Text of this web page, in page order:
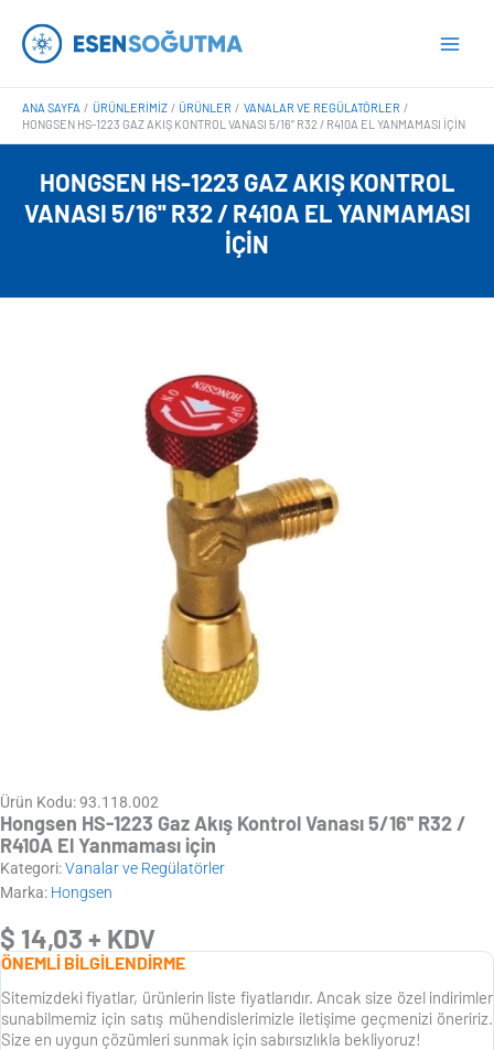
atla
ANA SAYFA ÜRÜNLERIMIZ ÜRÜNLER
VANALAR VE REGÜLATÖRLER
HONGSEN HS-1223 GAZ AKIŞ KONTROL VANASI 5/16” R32 / R410A EL YANMAMASI IÇIN
HONGSEN HS-1223 GAZ AKIŞ KONTROL
VANASI 5/16'' R32 / R410A EL YANMAMASI
IÇIN
Ürün Kodu: 93.118.002
Hongsen HS-1223 Gaz Akış Kontrol Vanası 5/16'' R32 /
R410A El Yanmaması için
Kategori:Vanalar ve Regülatörler
Marka: Hongsen
$ 14,03 + KDV
ÖNEMLİ BİLGİLENDİRME
Sitemizdeki fiyatlar, ürünlerin liste fiyatlarıdır. Ancak size özel indirimler
sunabilmemiz için satış mühendislerimizle iletişime geçmenizi öneririz.
Size en uygun çözümleri sunmak için sabırsızlıkla bekliyoruz!